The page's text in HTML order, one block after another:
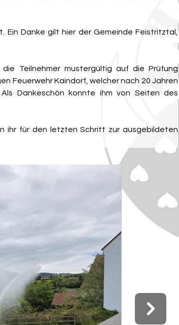
Ein Danke gilt hier der Gemeinde Feistritztal,
Teilnehmer mustergültig auf die Prüfung
Feuerwehr Kaindorf, welcher nach 20 Jahren
Dankeschön konnte ihm von Seiten des
ihr für den letzten Schritt zur ausgebildeten